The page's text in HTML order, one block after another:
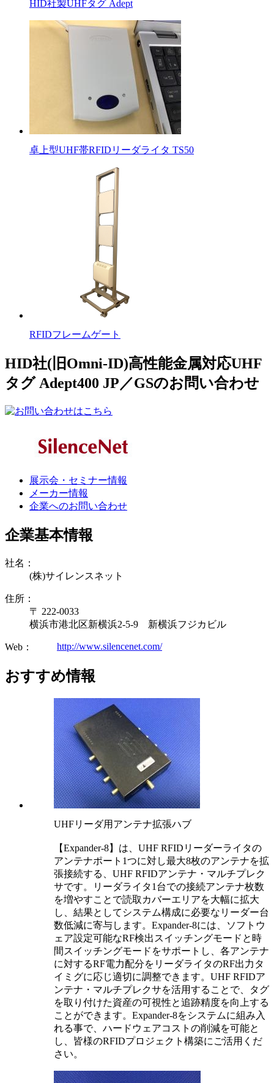
HID社製UHFタグ Adept
卓上型UHF帯RFIDリーダライタ TS50
RFIDフレームゲート
HID社(旧Omni-ID)高性能金属対応UHF
タグ Adept400 JP／GSのお問い合わせ
展示会・セミナー情報
メーカー情報
企業へのお問い合わせ
企業基本情報
社名：
(株)サイレンスネット
住所：
〒 222-0033
横浜市港北区新横浜2-5-9 新横浜フジカビル
Web： http://www.silencenet.com/
おすすめ情報
UHFリーダ用アンテナ拡張ハブ
【Expander-8】は、UHF RFIDリーダーライタの
アンテナポート1つに対し最大8枚のアンテナを拡
張接続する、UHF RFIDアンテナ・マルチプレク
サです。リーダライタ1台での接続アンテナ枚数
を増やすことで読取カバーエリアを大幅に拡大
し、結果としてシステム構成に必要なリーダー台
数低減に寄与します。Expander-8には、ソフトウ
ェア設定可能なRF検出スイッチングモードと時
間スイッチングモードをサポートし、各アンテナ
に対するRF電力配分をリーダライタのRF出力タ
イミグに応じ適切に調整できます。UHF RFIDア
ンテナ・マルチプレクサを活用することで、タグ
を取り付けた資産の可視性と追跡精度を向上する
ことができます。Expander-8をシステムに組み入
れる事で、ハードウェアコストの削減を可能と
し、皆様のRFIDプロジェクト構築にご活用くだ
さい。